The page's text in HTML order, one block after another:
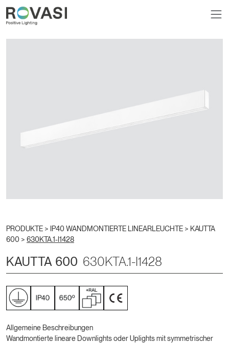
PRODUKTE > IP40 WANDMONTIERTE LINEARLEUCHTE > KAUTTA
600 > 630KTA.1-I1428
KAUTTA 600 630KTA.1-I1428
Allgemeine Beschreibungen
Wandmontierte lineare Downlights oder Uplights mit symmetrischer